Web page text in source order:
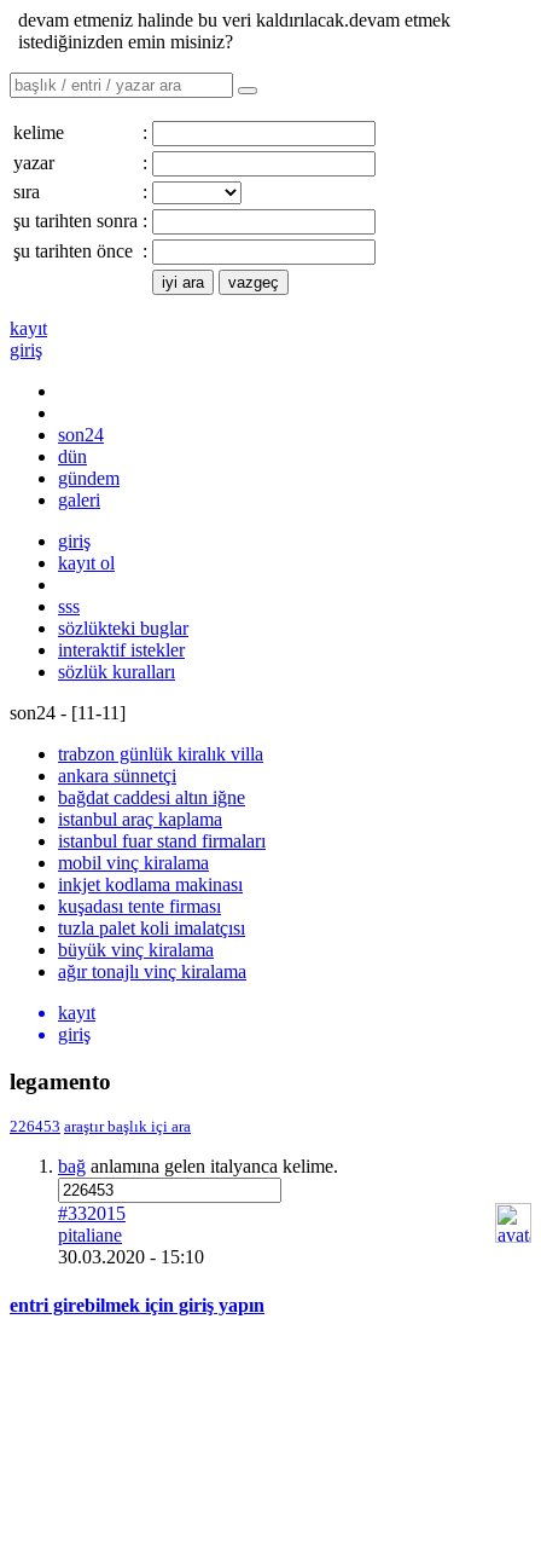
devam etmeniz halinde bu veri kaldırılacak.devam etmek
istediğinizden emin misiniz?
kelime
:
yazar
:
sıra
:
şu tarihten sonra :
şu tarihten önce :
kayıt
giriş
son24
dün
gündem
galeri
giriş
kayıt ol
sss
sözlükteki buglar
interaktif istekler
sözlük kuralları
son24 - [11-11]
trabzon günlük kiralık villa
ankara sünnetçi
bağdat caddesi altın iğne
istanbul araç kaplama
istanbul fuar stand firmaları
mobil vinç kiralama
inkjet kodlama makinası
kuşadası tente firması
tuzla palet koli imalatçısı
büyük vinç kiralama
ağır tonajlı vinç kiralama
kayıt
giriş
legamento
226453 araştırbaşlık içi ara
bağ anlamına gelen italyanca kelime.
#332015
pitaliane
30.03.2020 - 15:10
entri girebilmek için giriş yapın